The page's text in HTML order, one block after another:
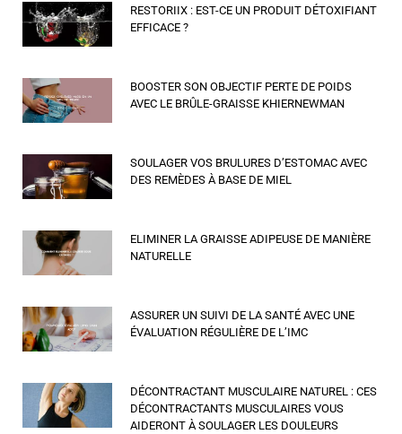
RESTORIIX : EST-CE UN PRODUIT DÉTOXIFIANT
EFFICACE ?
BOOSTER SON OBJECTIF PERTE DE POIDS
AVEC LE BRÛLE-GRAISSE KHIERNEWMAN
SOULAGER VOS BRULURES D’ESTOMAC AVEC
DES REMÈDES À BASE DE MIEL
ELIMINER LA GRAISSE ADIPEUSE DE MANIÈRE
NATURELLE
ASSURER UN SUIVI DE LA SANTÉ AVEC UNE
ÉVALUATION RÉGULIÈRE DE L’IMC
DÉCONTRACTANT MUSCULAIRE NATUREL : CES
DÉCONTRACTANTS MUSCULAIRES VOUS
AIDERONT À SOULAGER LES DOULEURS